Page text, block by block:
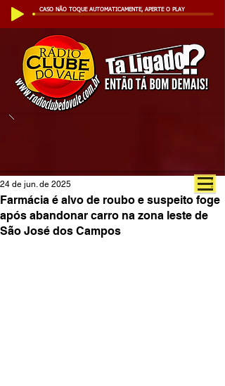
CASO NÃO TOQUE AUTOMATICAMENTE, APERTE O PLAY
Farmácia é alvo de roubo e suspeito foge
após abandonar carro na zona leste de
São José dos Campos
24 de jun. de 2025